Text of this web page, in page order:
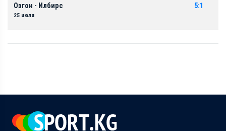
Озгон - Илбирс
25 июля
5:1